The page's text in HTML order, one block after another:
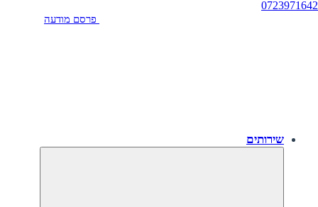
0723971642
פרסם מודעה
שירותים